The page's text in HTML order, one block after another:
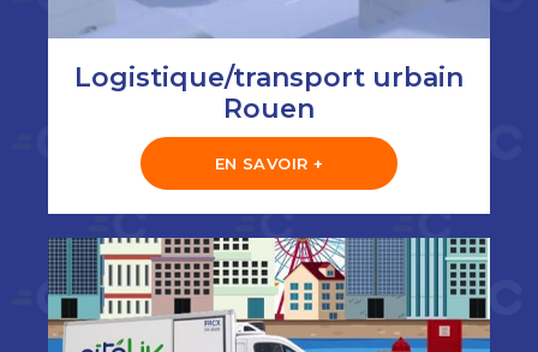
Logistique/transport urbain
Rouen
EN SAVOIR +